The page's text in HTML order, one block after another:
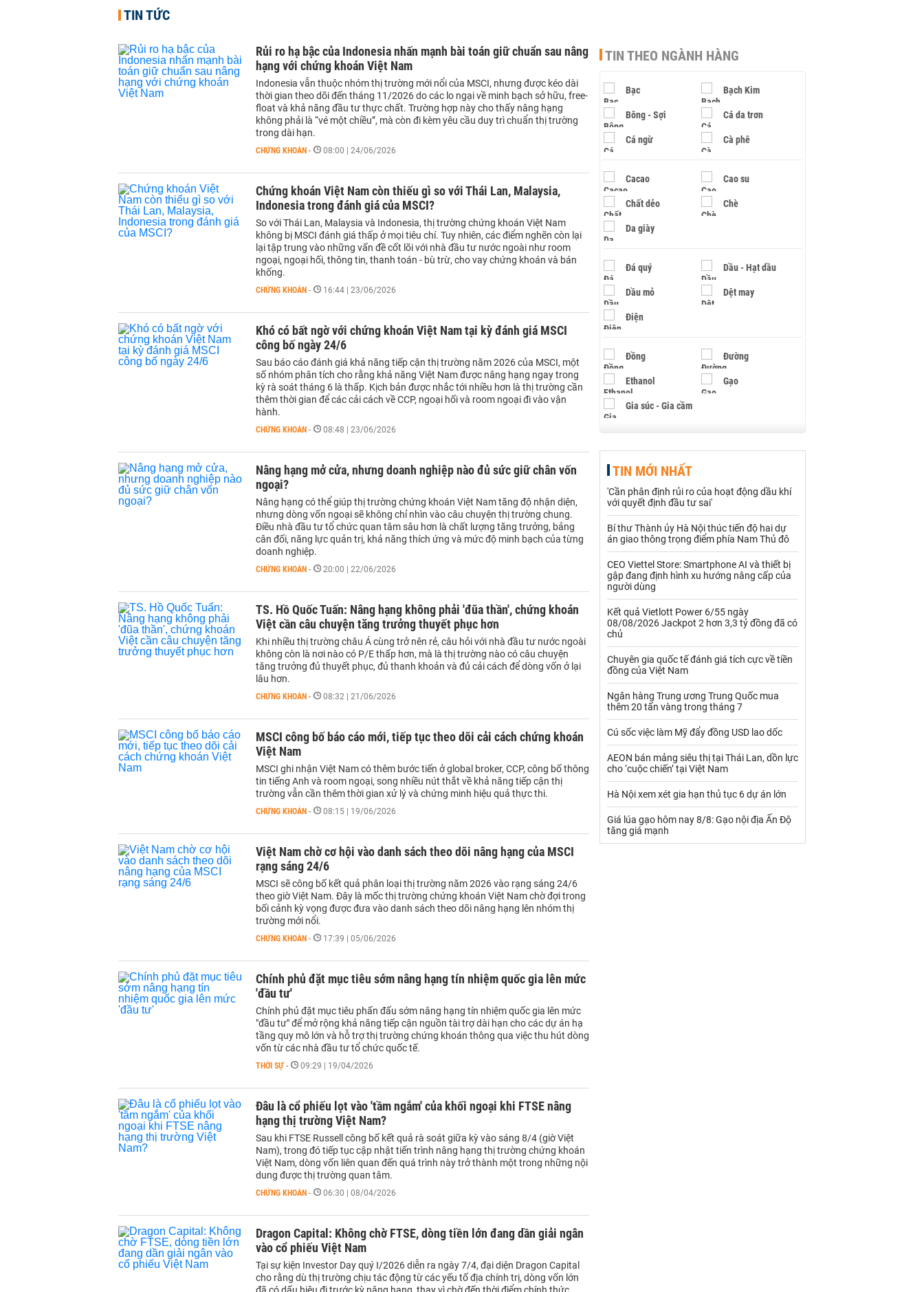
TIN TỨC
Rủi ro hạ bậc của Indonesia nhấn mạnh bài toán giữ chuẩn sau nâng
hạng với chứng khoán Việt Nam
Indonesia vẫn thuộc nhóm thị trường mới nổi của MSCI, nhưng được kéo dài
thời gian theo dõi đến tháng 11/2026 do các lo ngại về minh bạch sở hữu, free-
float và khả năng đầu tư thực chất. Trường hợp này cho thấy nâng hạng
không phải là “vé một chiều”, mà còn đi kèm yêu cầu duy trì chuẩn thị trường
trong dài hạn.
CHỨNG KHOÁN - 08:00 | 24/06/2026
Chứng khoán Việt Nam còn thiếu gì so với Thái Lan, Malaysia,
Indonesia trong đánh giá của MSCI?
So với Thái Lan, Malaysia và Indonesia, thị trường chứng khoán Việt Nam
không bị MSCI đánh giá thấp ở mọi tiêu chí. Tuy nhiên, các điểm nghẽn còn lại
lại tập trung vào những vấn đề cốt lõi với nhà đầu tư nước ngoài như room
ngoại, ngoại hối, thông tin, thanh toán - bù trừ, cho vay chứng khoán và bán
khống.
CHỨNG KHOÁN - 16:44 | 23/06/2026
Khó có bất ngờ với chứng khoán Việt Nam tại kỳ đánh giá MSCI
công bố ngày 24/6
Sau báo cáo đánh giá khả năng tiếp cận thị trường năm 2026 của MSCI, một
số nhóm phân tích cho rằng khả năng Việt Nam được nâng hạng ngay trong
kỳ rà soát tháng 6 là thấp. Kịch bản được nhắc tới nhiều hơn là thị trường cần
thêm thời gian để các cải cách về CCP, ngoại hối và room ngoại đi vào vận
hành.
CHỨNG KHOÁN - 08:48 | 23/06/2026
Nâng hạng mở cửa, nhưng doanh nghiệp nào đủ sức giữ chân vốn
ngoại?
Nâng hạng có thể giúp thị trường chứng khoán Việt Nam tăng độ nhận diện,
nhưng dòng vốn ngoại sẽ không chỉ nhìn vào câu chuyện thị trường chung.
Điều nhà đầu tư tổ chức quan tâm sâu hơn là chất lượng tăng trưởng, bảng
cân đối, năng lực quản trị, khả năng thích ứng và mức độ minh bạch của từng
doanh nghiệp.
CHỨNG KHOÁN - 20:00 | 22/06/2026
TS. Hồ Quốc Tuấn: Nâng hạng không phải 'đũa thần', chứng khoán
Việt cần câu chuyện tăng trưởng thuyết phục hơn
Khi nhiều thị trường châu Á cùng trở nên rẻ, câu hỏi với nhà đầu tư nước ngoài
không còn là nơi nào có P/E thấp hơn, mà là thị trường nào có câu chuyện
tăng trưởng đủ thuyết phục, đủ thanh khoản và đủ cải cách để dòng vốn ở lại
lâu hơn.
CHỨNG KHOÁN - 08:32 | 21/06/2026
MSCI công bố báo cáo mới, tiếp tục theo dõi cải cách chứng khoán
Việt Nam
MSCI ghi nhận Việt Nam có thêm bước tiến ở global broker, CCP, công bố thông
tin tiếng Anh và room ngoại, song nhiều nút thắt về khả năng tiếp cận thị
trường vẫn cần thêm thời gian xử lý và chứng minh hiệu quả thực thi.
CHỨNG KHOÁN - 08:15 | 19/06/2026
Việt Nam chờ cơ hội vào danh sách theo dõi nâng hạng của MSCI
rạng sáng 24/6
MSCI sẽ công bố kết quả phân loại thị trường năm 2026 vào rạng sáng 24/6
theo giờ Việt Nam. Đây là mốc thị trường chứng khoán Việt Nam chờ đợi trong
bối cảnh kỳ vọng được đưa vào danh sách theo dõi nâng hạng lên nhóm thị
trường mới nổi.
CHỨNG KHOÁN - 17:39 | 05/06/2026
Chính phủ đặt mục tiêu sớm nâng hạng tín nhiệm quốc gia lên mức
'đầu tư'
Chính phủ đặt mục tiêu phấn đấu sớm nâng hạng tín nhiệm quốc gia lên mức
"đầu tư" để mở rộng khả năng tiếp cận nguồn tài trợ dài hạn cho các dự án hạ
tầng quy mô lớn và hỗ trợ thị trường chứng khoán thông qua việc thu hút dòng
vốn từ các nhà đầu tư tổ chức quốc tế.
THỜI SỰ - 09:29 | 19/04/2026
Đâu là cổ phiếu lọt vào 'tầm ngắm' của khối ngoại khi FTSE nâng
hạng thị trường Việt Nam?
Sau khi FTSE Russell công bố kết quả rà soát giữa kỳ vào sáng 8/4 (giờ Việt
Nam), trong đó tiếp tục cập nhật tiến trình nâng hạng thị trường chứng khoán
Việt Nam, dòng vốn liên quan đến quá trình này trở thành một trong những nội
dung được thị trường quan tâm.
CHỨNG KHOÁN - 06:30 | 08/04/2026
Dragon Capital: Không chờ FTSE, dòng tiền lớn đang dần giải ngân
vào cổ phiếu Việt Nam
Tại sự kiện Investor Day quý I/2026 diễn ra ngày 7/4, đại diện Dragon Capital
cho rằng dù thị trường chịu tác động từ các yếu tố địa chính trị, dòng vốn lớn
TIN THEO NGÀNH HÀNG
Bạc Bạch Kim
Bông - Sợi Cá da trơn
Cá ngừ Cà phê
Cacao Cao su
Chất dẻo Chè
Da giày
Đá quý Dầu - Hạt dầu
Dầu mỏ Dệt may
Điện
Đồng Đường
Ethanol Gạo
Gia súc - Gia cầm
Hạt điều
Khí đốt
Kim loại khác Mắc ca
Muối
Nhựa - Hạt nhựa
Palladium Phân bón
Rau - Củ -Quả Sắt thép
Sữa
Than Thức ăn chăn nuôi
Thủy hải sản khác Tôm
Vàng
VLXD khác Xăng dầu
Xi măng - Clynker
TIN MỚI NHẤT
'Cần phân định rủi ro của hoạt động dầu khí
với quyết định đầu tư sai'
Bí thư Thành ủy Hà Nội thúc tiến độ hai dự
án giao thông trọng điểm phía Nam Thủ đô
CEO Viettel Store: Smartphone AI và thiết bị
gập đang định hình xu hướng nâng cấp của
người dùng
Kết quả Vietlott Power 6/55 ngày
08/08/2026 Jackpot 2 hơn 3,3 tỷ đồng đã có
chủ
Chuyên gia quốc tế đánh giá tích cực về tiền
đồng của Việt Nam
Ngân hàng Trung ương Trung Quốc mua
thêm 20 tấn vàng trong tháng 7
Cú sốc việc làm Mỹ đẩy đồng USD lao dốc
AEON bán mảng siêu thị tại Thái Lan, dồn lực
cho ‘cuộc chiến’ tại Việt Nam
Hà Nội xem xét gia hạn thủ tục 6 dự án lớn
Giá lúa gạo hôm nay 8/8: Gạo nội địa Ấn Độ
tăng giá mạnh